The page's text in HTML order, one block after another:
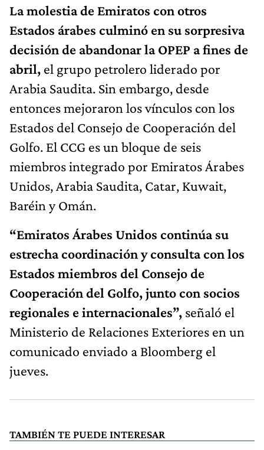
La molestia de Emiratos con otros
Estados árabes culminó en su sorpresiva
decisión de abandonar la OPEP a fines de
abril, el grupo petrolero liderado por
Arabia Saudita. Sin embargo, desde
entonces mejoraron los vínculos con los
Estados del Consejo de Cooperación del
Golfo. El CCG es un bloque de seis
miembros integrado por Emiratos Árabes
Unidos, Arabia Saudita, Catar, Kuwait,
Baréin y Omán.
“Emiratos Árabes Unidos continúa su
estrecha coordinación y consulta con los
Estados miembros del Consejo de
Cooperación del Golfo, junto con socios
regionales e internacionales”, señaló el
Ministerio de Relaciones Exteriores en un
comunicado enviado a Bloomberg el
jueves.
TAMBIÉN TE PUEDE INTERESAR